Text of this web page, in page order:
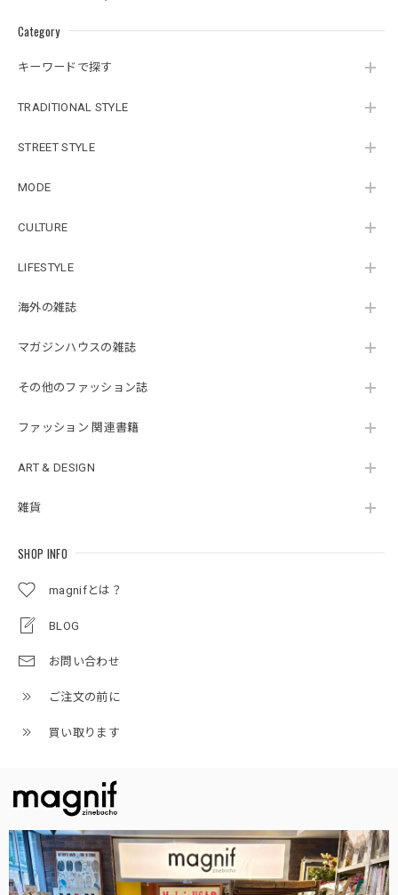
Category
キーワードで探す
TRADITIONAL STYLE
STREET STYLE
MODE
CULTURE
LIFESTYLE
海外の雑誌
マガジンハウスの雑誌
その他のファッション誌
ファッション 関連書籍
ART & DESIGN
雑貨
SHOP INFO
magnifとは？
BLOG
お問い合わせ
ご注文の前に
買い取ります